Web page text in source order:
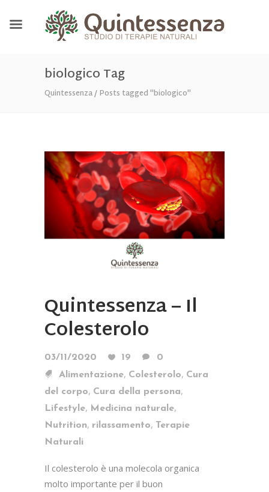
biologico Tag
Quintessenza/Posts tagged "biologico"
Quintessenza – Il
Colesterolo
03/11/2020 19
0
Alimentazione, Colesterolo, Cura
del corpo, Cura della persona,
Lifestyle, Medicina naturale,
Nutrition, rilassamento, Terapie
Naturali
Il colesterolo è una molecola organica
molto importante per il buon